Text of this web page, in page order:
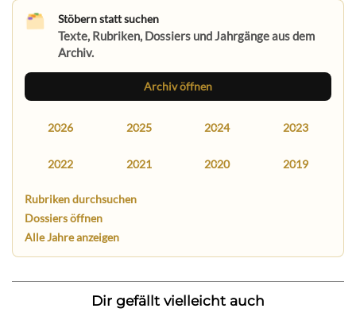
Stöbern statt suchen
Texte, Rubriken, Dossiers und Jahrgänge aus dem
Archiv.
Archiv öffnen
2026 2025 2024 2023
2022 2021 2020 2019
Rubriken durchsuchen
Dossiers öffnen
Alle Jahre anzeigen
Dir gefällt vielleicht auch